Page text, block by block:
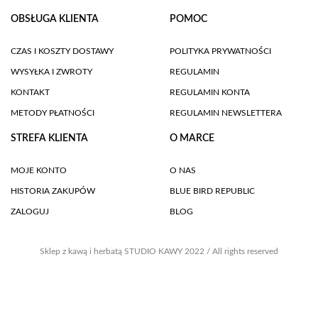
OBSŁUGA KLIENTA
CZAS I KOSZTY DOSTAWY
WYSYŁKA I ZWROTY
KONTAKT
METODY PŁATNOŚCI
POMOC
POLITYKA PRYWATNOŚCI
REGULAMIN
REGULAMIN KONTA
REGULAMIN NEWSLETTERA
STREFA KLIENTA
MOJE KONTO
HISTORIA ZAKUPÓW
ZALOGUJ
O MARCE
O NAS
BLUE BIRD REPUBLIC
BLOG
Sklep z kawą i herbatą STUDIO KAWY 2022 / All rights reserved